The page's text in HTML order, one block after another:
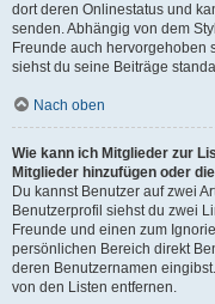
dort deren Onlinestatus und
senden. Abhängig von dem
Freunde auch hervorgehoben
siehst du seine Beiträge
Nach oben
Wie kann ich Mitglieder zur
Mitglieder hinzufügen oder
Du kannst Benutzer auf zwei
Benutzerprofil siehst du zwei
Freunde und einen zum
persönlichen Bereich direkt
deren Benutzernamen
von den Listen entfernen.